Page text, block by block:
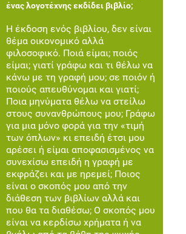
ένας λογοτέχνης εκδίδει βιβλίο;
Η έκδοση ενός βιβλίου, δεν είναι
θέμα οικονομικό αλλά
φιλοσοφικό. Ποιά είμαι; ποιός
είμαι; γιατί γράφω και τι θέλω να
κάνω με τη γραφή μου; σε ποιόν ή
ποιούς απευθύνομαι και γιατί;
Ποια μηνύματα θέλω να στείλω
στους συνανθρώπους μου; Γράφω
για μια μόνο φορά για την «τιμή
των όπλων» κι επειδή έτσι μου
αρέσει ή είμαι αποφασισμένος να
συνεχίσω επειδή η γραφή με
εκφράζει και με ηρεμεί; Ποιος
είναι ο σκοπός μου από την
διάθεση των βιβλίων αλλά και
που θα τα διαθέσω; Ο σκοπός μου
είναι να κερδίσω χρήματα ή να